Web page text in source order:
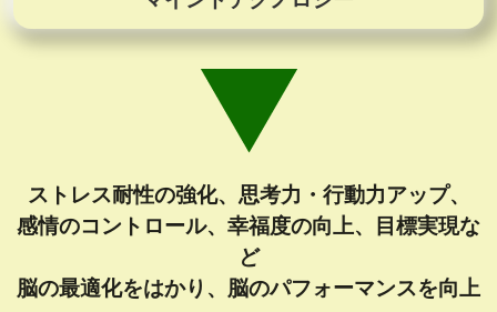
ストレス耐性の強化、思考力・行動力アップ、
感情のコントロール、幸福度の向上、目標実現な
ど
脳の最適化をはかり、脳のパフォーマンスを向上